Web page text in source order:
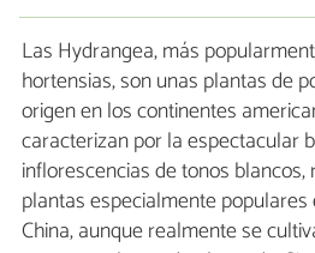
Las Hydrangea, más
hortensias, son unas plantas de
origen en los continentes
caracterizan por la espectacular
inflorescencias de tonos blancos,
plantas especialmente populares
China, aunque realmente se